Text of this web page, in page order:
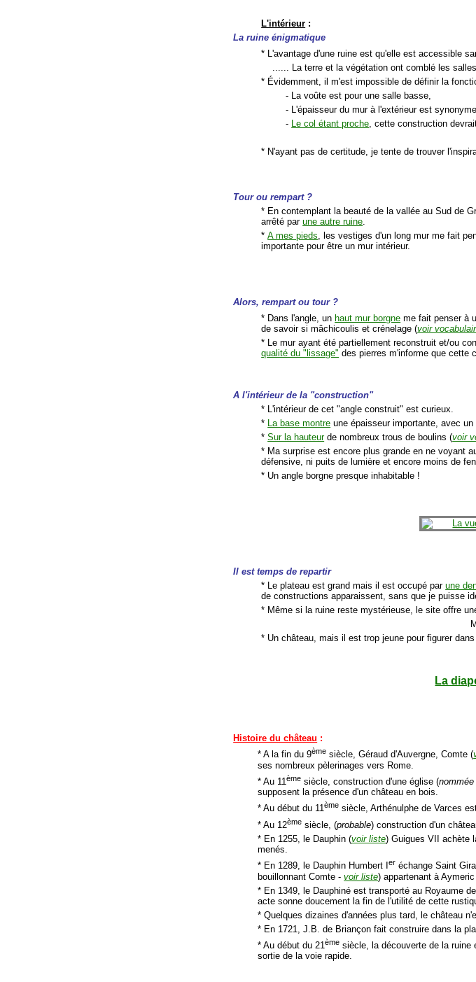
L'intérieur :
La ruine énigmatique
* L'avantage d'une ruine est qu'elle est accessible
...... La terre et la végétation ont comblé les
* Évidemment, il m'est impossible de définir la
- La voûte est pour une salle basse,
- L'épaisseur du mur à l'extérieur est
-
Le col étant proche , cette construction
* N'ayant pas de certitude, je tente de trouver
Tour ou rempart ?
* En contemplant la beauté de la vallée au Sud de
arrêté parune autre ruine
*A mes pieds , les vestiges d'un long mur me fait
importante pour être un mur intérieur.
Alors, rempart ou tour ?
* Dans l'angle, un haut mur borgne me fait penser à
de savoir si mâchicoulis et crénelage (voir
* Le mur ayant été partiellement reconstruit et/ou
qualité du "lissage" des pierres m'informe que cette
A l'intérieur de la "construction"
* L'intérieur de cet "angle construit" est curieux.
* La base montre une épaisseur importante, avec
*Sur la hauteurde nombreux trous de boulins (voir
* Ma surprise est encore plus grande en ne voyant
défensive, ni puits de lumière et encore moins de
* Un angle borgne presque inhabitable !
Il est temps de repartir
* Le plateau est grand mais il est occupé parune
de constructions apparaissent, sans que je puisse
* Même si la ruine reste mystérieuse, le site offre
* Un château, mais il est trop jeune pour figurer
La
Histoire du château :
* A la fin du 9ème siècle, Géraud d'Auvergne, Comte (
ses nombreux pèlerinages vers Rome.
* Au 11ème siècle, construction d'une église (
supposent la présence d'un château en bois.
* Au début du 11ème siècle, Arthénulphe de Varces
* Au 12ème siècle, (probable) construction d'un
* En 1255, le Dauphin (voir liste) Guigues VII achète
menés.
* En 1289, le Dauphin Humbert Ier échange Saint
bouillonnant Comte -voir liste) appartenant à Aymeric
* En 1349, le Dauphiné est transporté au Royaume
acte sonne doucement la fin de l'utilité de cette
* Quelques dizaines d'années plus tard, le château
* En 1721, J.B. de Briançon fait construire dans la
* Au début du 21ème siècle, la découverte de la
sortie de la voie rapide.